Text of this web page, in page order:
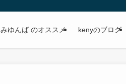
みゆんば のオススメ kenyのブログ